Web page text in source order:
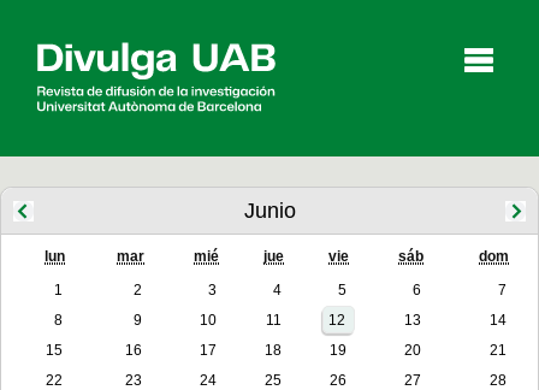
Artículos Entrevistas Vídeos
Junio
lun mar mié jue vie sáb dom
1 2 3 4 5 6
7
8
9 10 11 12 13
14
15
16 17 18 19 20
21
22
23 24 25 26 27
28